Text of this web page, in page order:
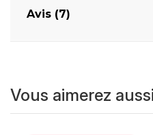
Avis (7)
Vous aimerez aussi